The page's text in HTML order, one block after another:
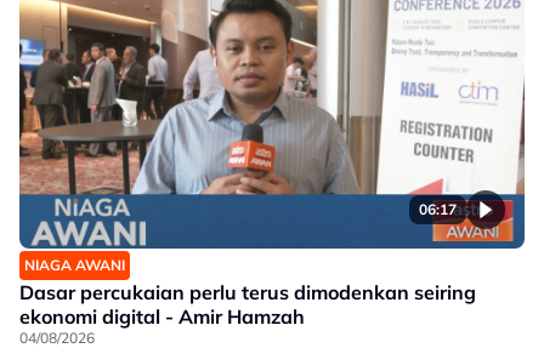
06:17
NIAGA AWANI
Dasar percukaian perlu terus dimodenkan seiring
ekonomi digital - Amir Hamzah
04/08/2026